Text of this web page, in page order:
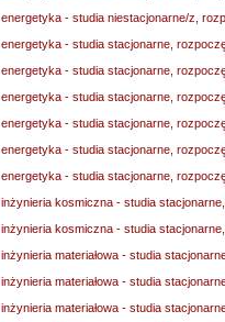
energetyka - studia niestacjonarne/z,
energetyka - studia stacjonarne,
energetyka - studia stacjonarne,
energetyka - studia stacjonarne,
energetyka - studia stacjonarne,
energetyka - studia stacjonarne,
energetyka - studia stacjonarne,
inżynieria kosmiczna - studia
inżynieria kosmiczna - studia
inżynieria materiałowa - studia
inżynieria materiałowa - studia
inżynieria materiałowa - studia